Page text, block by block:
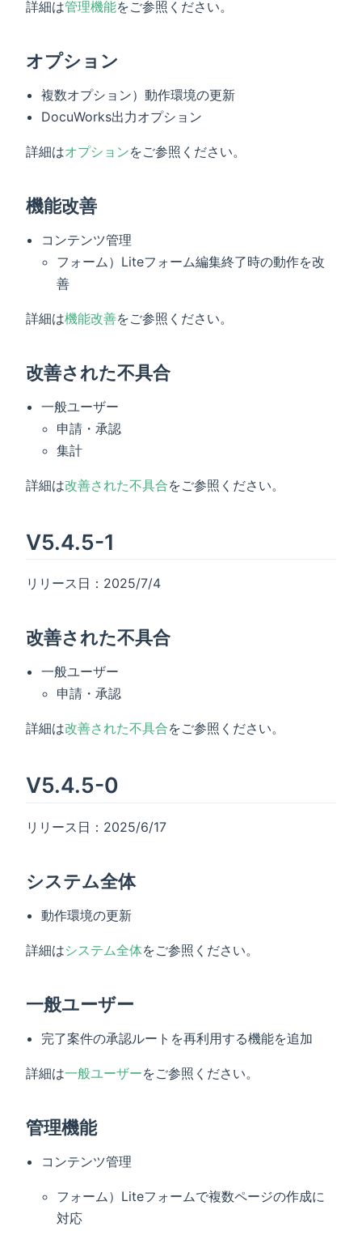
詳細は管理機能をご参照ください。
オプション
複数オプション）動作環境の​更新
DocuWorks出力オプション
詳細はオプションをご参照ください。
機能改善
コンテンツ管理
フォーム）Liteフォーム編集終了時の動作を改
善
詳細は機能改善をご参照ください。
改善された不具合
一般ユーザー
申請・承認
集計
詳細は改善された不具合をご参照ください。
V5.4.5-1
リリース日：2025/7/4
改善された不具合
一般ユーザー
申請・承認
詳細は改善された不具合をご参照ください。
V5.4.5-0
リリース日：2025/6/17
システム全体
動作環境の更新
詳細はシステム全体をご参照ください。
一般ユーザー
完了案件の承認ルートを再利用する機能を追加
詳細は一般ユーザーをご参照ください。
管理機能
コンテンツ管理
フォーム）Liteフォームで複数ページの作成に
対応